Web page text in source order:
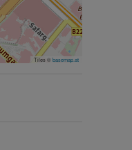
Tiles ©basemap.at